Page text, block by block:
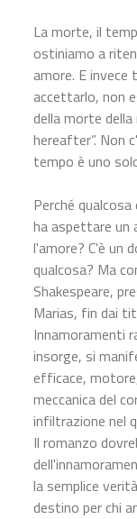
La morte, il
ostiniamo a
amore. E
accettarlo, non
della morte della
hereafter”. Non
tempo è uno
Perché
ha aspettare un
l'amore? C'è un
qualcosa? Ma
Shakespeare,
Marias, fin dai
Innamoramenti
insorge, si
efficace,
meccanica del
infiltrazione nel
Il romanzo
la semplice
destino per chi